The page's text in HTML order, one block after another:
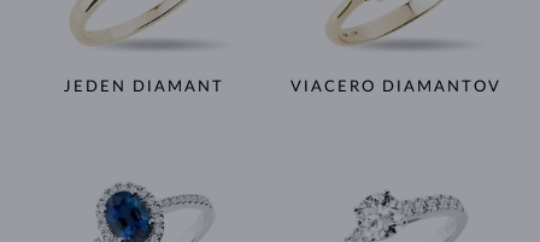
JEDEN DIAMANT VIACERO DIAMANTOV